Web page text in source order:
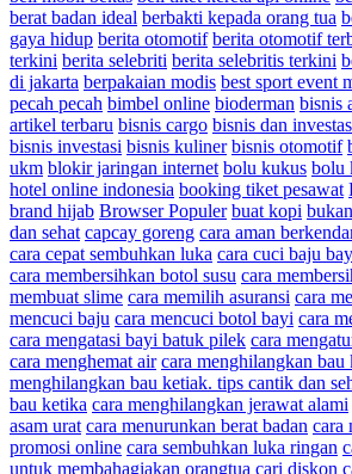
berat badan ideal berbakti kepada orang tua
gaya hidup berita otomotif berita otomotif
terkini berita selebriti berita selebritis terkini
di jakarta berpakaian modis best sport event
pecah pecah bimbel online bioderman bisnis
artikel terbaru bisnis cargo bisnis dan
bisnis investasi bisnis kuliner bisnis otomotif
ukm blokir jaringan internet bolu kukus bolu
hotel online indonesia booking tiket pesawat
brand hijab Browser Populer buat kopi
dan sehat capcay goreng cara aman
cara cepat sembuhkan luka cara cuci baju
cara membersihkan botol susu cara
membuat slime cara memilih asuransi cara
mencuci baju cara mencuci botol bayi cara
cara mengatasi bayi batuk pilek cara
cara menghemat air cara menghilangkan bau
menghilangkan bau ketiak. tips cantik dan
bau ketika cara menghilangkan jerawat alami
asam urat cara menurunkan berat badan cara
promosi online cara sembuhkan luka ringan
untuk membahagiakan orangtua cari diskon